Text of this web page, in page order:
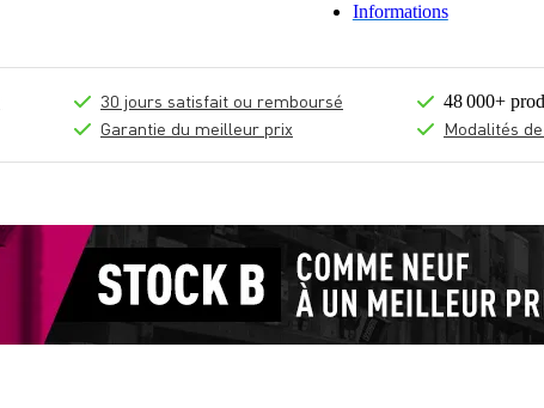
Informations
30 jours satisfait ou remboursé
Garantie du meilleur prix
48 000+
Modalités